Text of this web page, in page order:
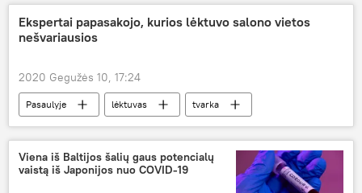
Ekspertai papasakojo, kurios lėktuvo salono vietos
nešvariausios
2020 Gegužės 10, 17:24
Pasaulyje lėktuvas tvarka
Viena iš Baltijos šalių gaus potencialų
vaistą iš Japonijos nuo COVID-19